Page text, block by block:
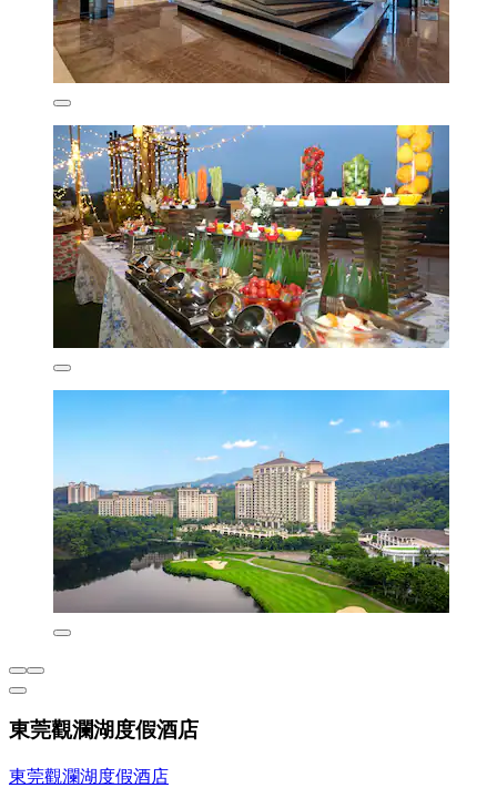
東莞觀瀾湖度假酒店
東莞觀瀾湖度假酒店